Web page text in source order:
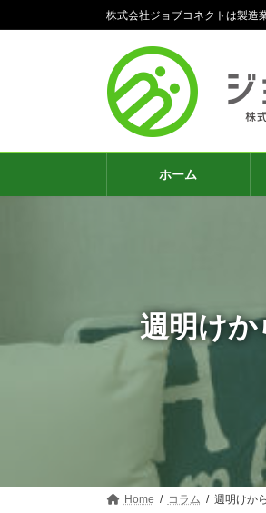
ン
ビ
株式会社ジョブコネクトは製造
ホーム
週明けか
Home コラム 週明けか